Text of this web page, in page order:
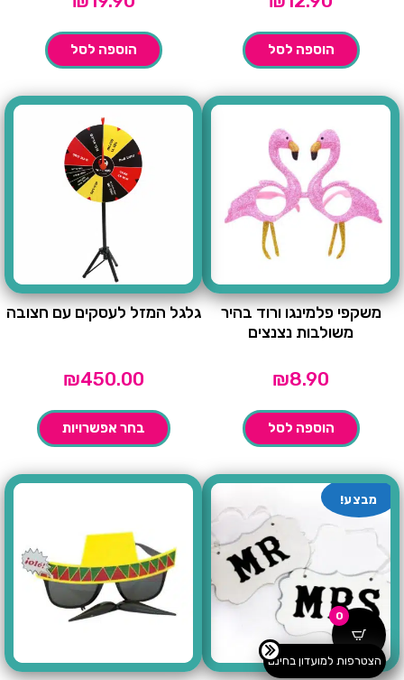
הוספה לסל הוספה לסל
משקפי פלמינגו ורוד בהיר
משולבות נצנצים
₪8.90
הוספה לסל
גלגל המזל לעסקים עם חצובה
₪450.00
בחר אפשרויות
מבצע!
0
הצטרפות למועדון בחינם